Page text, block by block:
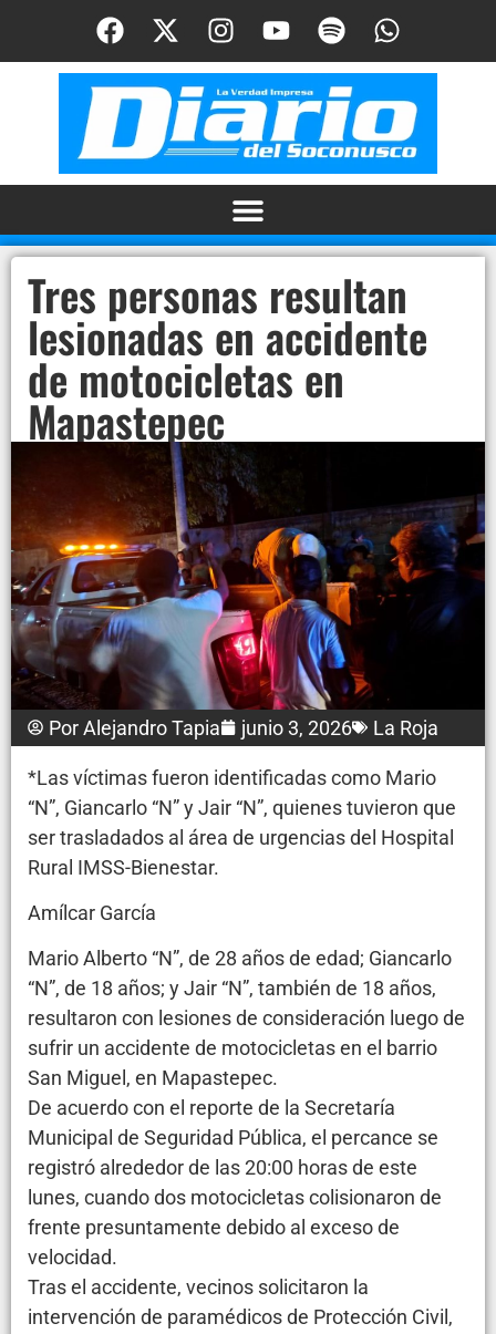
Tres personas resultan
lesionadas en accidente
de motocicletas en
Mapastepec
PorAlejandro Tapia junio 3, 2026 La Roja
*Las víctimas fueron identificadas como Mario
“N”, Giancarlo “N” y Jair “N”, quienes tuvieron que
ser trasladados al área de urgencias del Hospital
Rural IMSS-Bienestar.
Amílcar García
Mario Alberto “N”, de 28 años de edad; Giancarlo
“N”, de 18 años; y Jair “N”, también de 18 años,
resultaron con lesiones de consideración luego de
sufrir un accidente de motocicletas en el barrio
San Miguel, en Mapastepec.
De acuerdo con el reporte de la Secretaría
Municipal de Seguridad Pública, el percance se
registró alrededor de las 20:00 horas de este
lunes, cuando dos motocicletas colisionaron de
frente presuntamente debido al exceso de
velocidad.
Tras el accidente, vecinos solicitaron la
intervención de paramédicos de Protección Civil,